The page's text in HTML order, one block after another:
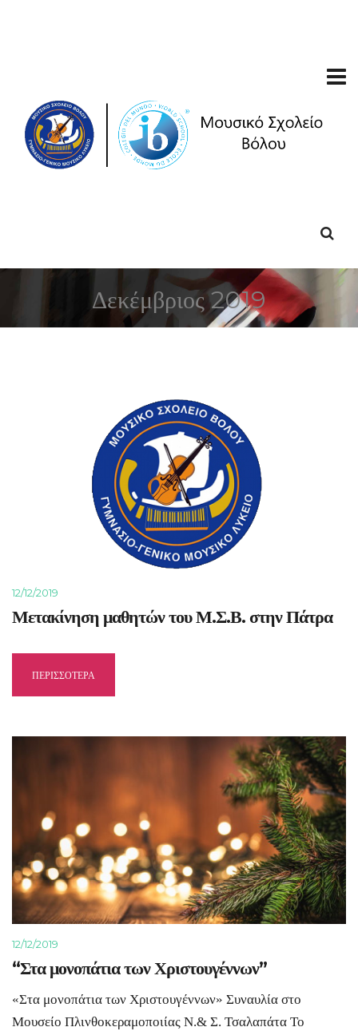
Δεκέμβριος 2019
12/12/2019
Μετακίνηση μαθητών του Μ.Σ.Β. στην Πάτρα
ΠΕΡΙΣΣΟΤΕΡΑ
12/12/2019
“Στα μονοπάτια των Χριστουγέννων”
«Στα μονοπάτια των Χριστουγέννων» Συναυλία στο
Μουσείο Πλινθοκεραμοποιίας Ν.& Σ. Τσαλαπάτα Το